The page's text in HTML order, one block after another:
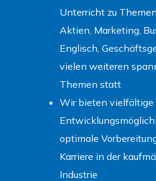
Unterricht zu
Aktien, Marketing,
Englisch,
vielen weiteren
Themen statt
Wir bieten vielfältige
optimale
Karriere in der
Industrie